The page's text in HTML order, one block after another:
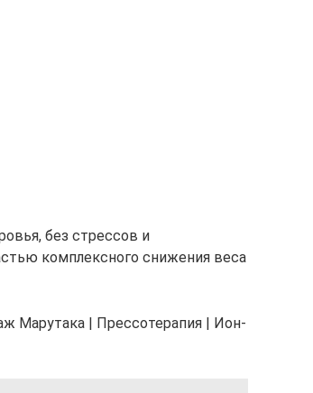
без стрессов и
комплексного снижения веса
Марутака | Прессотерапия | Ион-